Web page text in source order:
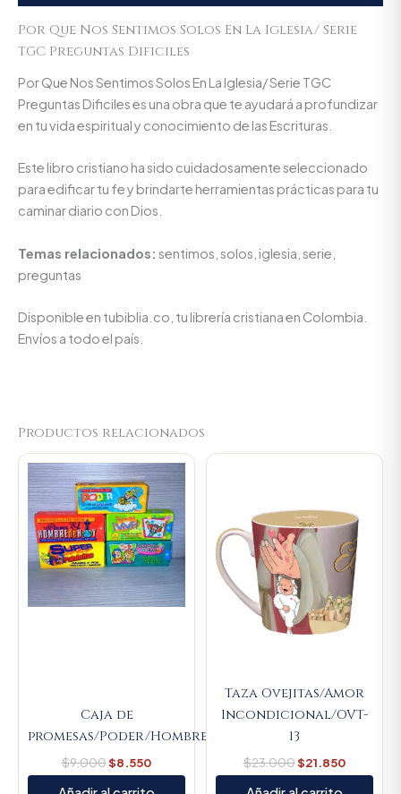
Por Que Nos Sentimos Solos En La Iglesia/ Serie
TGC Preguntas Dificiles
Por Que Nos Sentimos Solos En La Iglesia/ Serie TGC
Preguntas Dificiles es una obra que te ayudará a profundizar
en tu vida espiritual y conocimiento de las Escrituras.
Este libro cristiano ha sido cuidadosamente seleccionado
para edificar tu fe y brindarte herramientas prácticas para tu
caminar diario con Dios.
Temas relacionados: sentimos, solos, iglesia, serie,
preguntas
Disponible en tubiblia.co, tu librería cristiana en Colombia.
Envíos a todo el país.
Productos relacionados
Caja de
promesas/Poder/Hombre/Mujer/Vive/Amor/Súper
$9.000
Original
price
was:
$9.000.
$8.550
Current
price
is:
$8.550.
Taza Ovejitas/Amor
Incondicional/OVT-
13
$23.000
$23.000.
$21.850
Current